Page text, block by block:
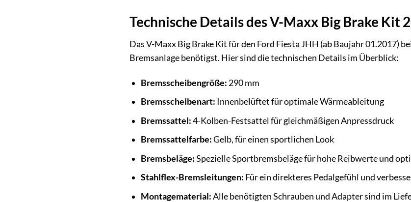
Technische Details des V-Maxx Big Brake Kit
Das V-Maxx Big Brake Kit für den Ford Fiesta JHH (ab Baujahr 01.2017)
Bremsanlage benötigst. Hier sind die technischen Details im Überblick:
Bremsscheibengröße: 290 mm
Bremsscheibenart: Innenbelüftet für optimale Wärmeableitung
Bremssattel:4-Kolben-Festsattel für gleichmäßigen Anpressdruck
Bremssattelfarbe:Gelb, für einen sportlichen Look
Bremsbeläge:Spezielle Sportbremsbeläge für hohe Reibwerte und
Stahlflex-Bremsleitungen: Für ein direkteres Pedalgefühl und
Montagematerial:Alle benötigten Schrauben und Adapter sind im